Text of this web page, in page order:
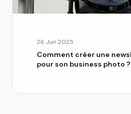
26 Jun 2025
Comment créer une
pour son business photo ?